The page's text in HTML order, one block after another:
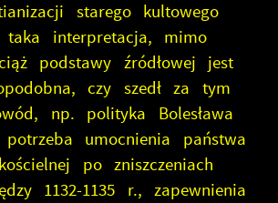
starego kultowego
taka interpretacja, mimo
podstawy źródłowej jest
czy szedł za tym
np. polityka Bolesława
potrzeba umocnienia państwa
po zniszczeniach
1132-1135 r., zapewnienia